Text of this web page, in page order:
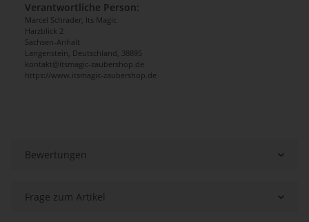
Verantwortliche Person:
Marcel Schrader, Its Magic
Harzblick 2
Sachsen-Anhalt
Langenstein, Deutschland, 38895
kontakt@itsmagic-zaubershop.de
https://www.itsmagic-zaubershop.de
Bewertungen
Frage zum Artikel